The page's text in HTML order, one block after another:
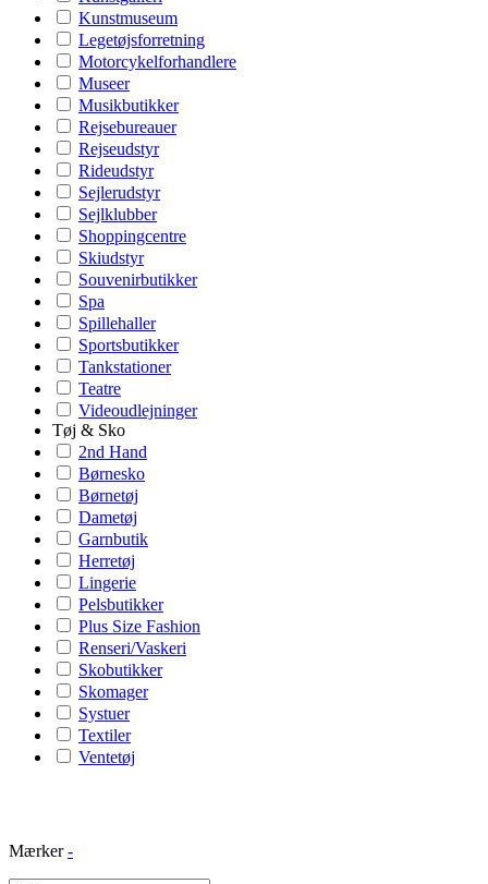
Kunstmuseum
Legetøjsforretning
Motorcykelforhandlere
Museer
Musikbutikker
Rejsebureauer
Rejseudstyr
Rideudstyr
Sejlerudstyr
Sejlklubber
Shoppingcentre
Skiudstyr
Souvenirbutikker
Spa
Spillehaller
Sportsbutikker
Tankstationer
Teatre
Videoudlejninger
Tøj & Sko
2nd Hand
Børnesko
Børnetøj
Dametøj
Garnbutik
Herretøj
Lingerie
Pelsbutikker
Plus Size Fashion
Renseri/Vaskeri
Skobutikker
Skomager
Systuer
Textiler
Ventetøj
Mærker -